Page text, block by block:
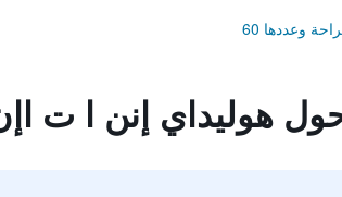
وعددها 60
هوليداي إنن ا ت